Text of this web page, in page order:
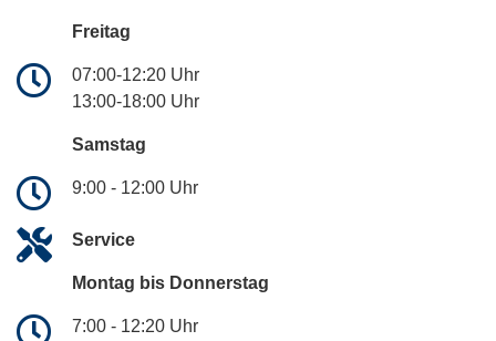
Freitag
07:00-12:20 Uhr
13:00-18:00 Uhr
Samstag
9:00 - 12:00 Uhr
Service
Montag bis Donnerstag
7:00 - 12:20 Uhr